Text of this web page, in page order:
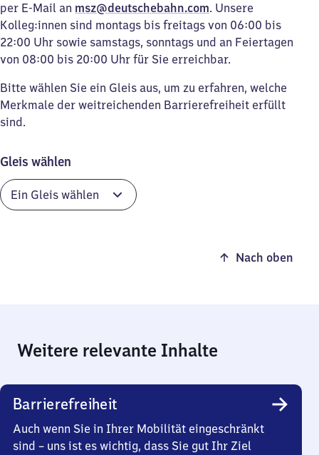
per E-Mail an msz@deutschebahn.com. Unsere
Kolleg:innen sind montags bis freitags von 06:00 bis
22:00 Uhr sowie samstags, sonntags und an Feiertagen
von 08:00 bis 20:00 Uhr für Sie erreichbar.
Bitte wählen Sie ein Gleis aus, um zu erfahren, welche
Merkmale der weitreichenden Barrierefreiheit erfüllt
sind.
Gleis wählen
Nach oben
Weitere relevante Inhalte
Barrierefreiheit
Auch wenn Sie in Ihrer Mobilität eingeschränkt
sind – uns ist es wichtig, dass Sie gut Ihr Ziel